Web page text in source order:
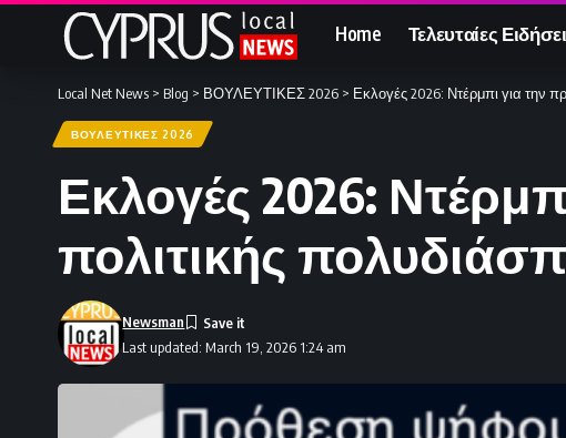
Home Τελευταίες
Local Net News > Blog > ΒΟΥΛΕΥΤΙΚΕΣ 2026 > Εκλογές 2026: Ντέρμπι για την
ΒΟΥΛΕΥΤΙΚΕΣ 2026
Εκλογές 2026:
πολιτικής
Last updated: March 19, 2026 1:24 am
Newsman